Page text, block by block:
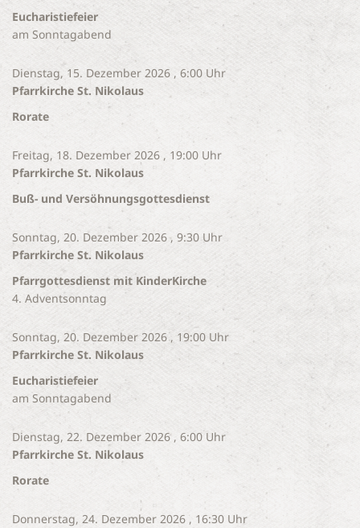
Eucharistiefeier
am Sonntagabend
Dienstag, 15. Dezember 2026 , 6:00 Uhr
Pfarrkirche St. Nikolaus
Rorate
Freitag, 18. Dezember 2026 , 19:00 Uhr
Pfarrkirche St. Nikolaus
Buß- und Versöhnungsgottesdienst
Sonntag, 20. Dezember 2026 , 9:30 Uhr
Pfarrkirche St. Nikolaus
Pfarrgottesdienst mit KinderKirche
4. Adventsonntag
Sonntag, 20. Dezember 2026 , 19:00 Uhr
Pfarrkirche St. Nikolaus
Eucharistiefeier
am Sonntagabend
Dienstag, 22. Dezember 2026 , 6:00 Uhr
Pfarrkirche St. Nikolaus
Rorate
Donnerstag, 24. Dezember 2026 , 16:30 Uhr